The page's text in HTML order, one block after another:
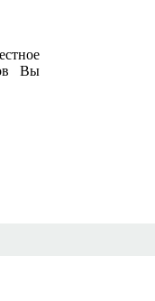
Вы